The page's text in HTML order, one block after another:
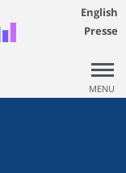
English
Presse
MENU